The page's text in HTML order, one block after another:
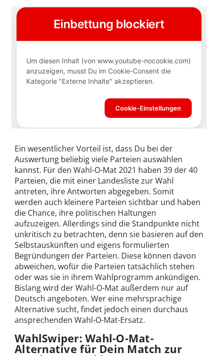
Ein wesentlicher Vorteil ist, dass Du bei der
Auswertung beliebig viele Parteien auswählen
kannst. Für den Wahl-O-Mat 2021 haben 39 der 40
Parteien, die mit einer Landesliste zur Wahl
antreten, ihre Antworten abgegeben. Somit
werden auch kleinere Parteien sichtbar und haben
die Chance, ihre politischen Haltungen
aufzuzeigen. Allerdings sind die Standpunkte nicht
unkritisch zu betrachten, denn sie basieren auf den
Selbstauskünften und eigens formulierten
Begründungen der Parteien. Diese können davon
abweichen, wofür die Parteien tatsächlich stehen
oder was sie in ihrem Wahlprogramm ankündigen.
Bislang wird der Wahl-O-Mat außerdem nur auf
Deutsch angeboten. Wer eine mehrsprachige
Alternative sucht, findet jedoch einen durchaus
ansprechenden Wahl-O-Mat-Ersatz.
WahlSwiper: Wahl-O-Mat-
Alternative für Dein Match zur